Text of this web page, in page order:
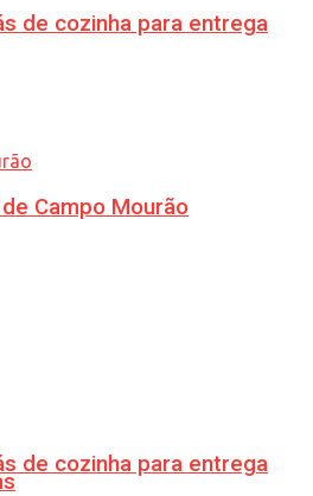
de cozinha para entrega
de cozinha para entrega
Campo Mourão